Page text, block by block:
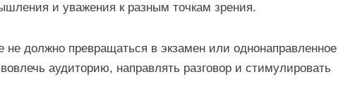
и уважения к разным точкам зрения.
должно превращаться в экзамен или однонаправленное
аудиторию, направлять разговор и стимулировать